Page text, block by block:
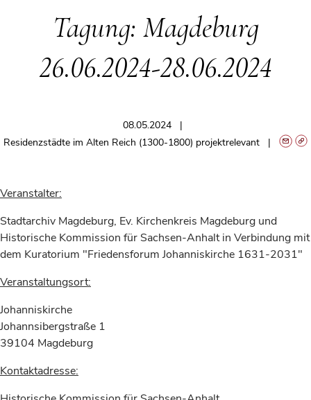
Tagung: Magdeburg
26.06.2024-28.06.2024
08.05.2024
Residenzstädte im Alten Reich (1300-1800) projektrelevant
Veranstalter:
Stadtarchiv Magdeburg, Ev. Kirchenkreis Magdeburg und
Historische Kommission für Sachsen-Anhalt in Verbindung mit
dem Kuratorium "Friedensforum Johanniskirche 1631-2031"
Veranstaltungsort:
Johanniskirche
Johannsibergstraße 1
39104 Magdeburg
Kontaktadresse: